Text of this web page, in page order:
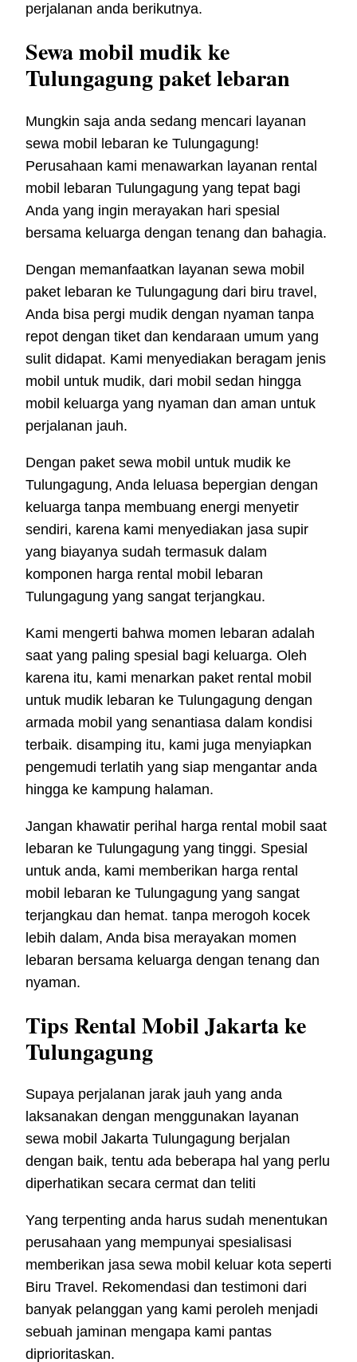
perjalanan anda berikutnya.
Sewa mobil mudik ke
Tulungagung paket lebaran
Mungkin saja anda sedang mencari layanan
sewa mobil lebaran ke Tulungagung!
Perusahaan kami menawarkan layanan rental
mobil lebaran Tulungagung yang tepat bagi
Anda yang ingin merayakan hari spesial
bersama keluarga dengan tenang dan bahagia.
Dengan memanfaatkan layanan sewa mobil
paket lebaran ke Tulungagung dari biru travel,
Anda bisa pergi mudik dengan nyaman tanpa
repot dengan tiket dan kendaraan umum yang
sulit didapat. Kami menyediakan beragam jenis
mobil untuk mudik, dari mobil sedan hingga
mobil keluarga yang nyaman dan aman untuk
perjalanan jauh.
Dengan paket sewa mobil untuk mudik ke
Tulungagung, Anda leluasa bepergian dengan
keluarga tanpa membuang energi menyetir
sendiri, karena kami menyediakan jasa supir
yang biayanya sudah termasuk dalam
komponen harga rental mobil lebaran
Tulungagung yang sangat terjangkau.
Kami mengerti bahwa momen lebaran adalah
saat yang paling spesial bagi keluarga. Oleh
karena itu, kami menarkan paket rental mobil
untuk mudik lebaran ke Tulungagung dengan
armada mobil yang senantiasa dalam kondisi
terbaik. disamping itu, kami juga menyiapkan
pengemudi terlatih yang siap mengantar anda
hingga ke kampung halaman.
Jangan khawatir perihal harga rental mobil saat
lebaran ke Tulungagung yang tinggi. Spesial
untuk anda, kami memberikan harga rental
mobil lebaran ke Tulungagung yang sangat
terjangkau dan hemat. tanpa merogoh kocek
lebih dalam, Anda bisa merayakan momen
lebaran bersama keluarga dengan tenang dan
nyaman.
Tips Rental Mobil Jakarta ke
Tulungagung
Supaya perjalanan jarak jauh yang anda
laksanakan dengan menggunakan layanan
sewa mobil Jakarta Tulungagung berjalan
dengan baik, tentu ada beberapa hal yang perlu
diperhatikan secara cermat dan teliti
Yang terpenting anda harus sudah menentukan
perusahaan yang mempunyai spesialisasi
memberikan jasa sewa mobil keluar kota seperti
Biru Travel. Rekomendasi dan testimoni dari
banyak pelanggan yang kami peroleh menjadi
sebuah jaminan mengapa kami pantas
diprioritaskan.